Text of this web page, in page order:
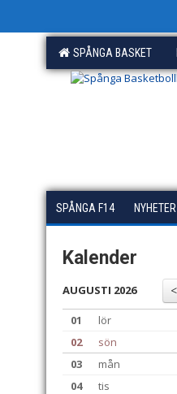
SPÅNGA BASKET
SPÅNGA F14 NYHETER
Kalender
AUGUSTI 2026
01
lör
02
sön
03
mån
04
tis